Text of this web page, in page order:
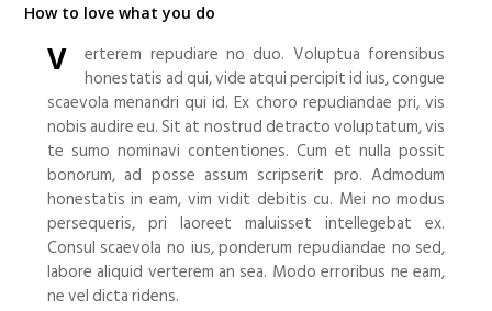
How to love what you do
V
erterem repudiare no duo. Voluptua forensibus
honestatis ad qui, vide atqui percipit id ius, congue
scaevola menandri qui id. Ex choro repudiandae pri, vis
nobis audire eu. Sit at nostrud detracto voluptatum, vis
te sumo nominavi contentiones. Cum et nulla possit
bonorum, ad posse assum scripserit pro. Admodum
honestatis in eam, vim vidit debitis cu. Mei no modus
persequeris, pri laoreet maluisset intellegebat ex.
Consul scaevola no ius, ponderum repudiandae no sed,
labore aliquid verterem an sea. Modo erroribus ne eam,
ne vel dicta ridens.